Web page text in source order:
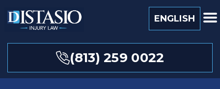
ENGLISH
(813) 259 0022